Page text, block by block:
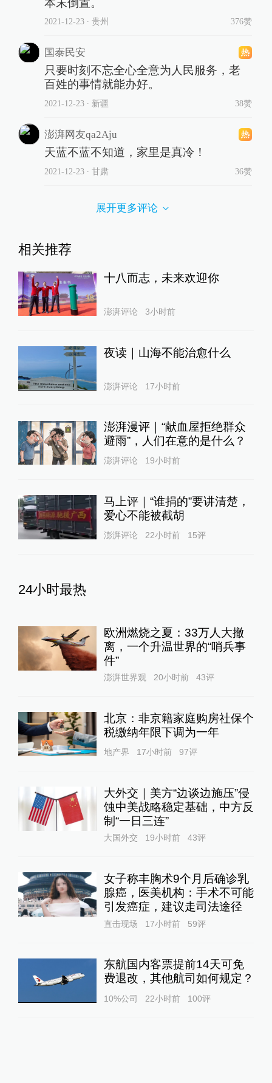
2021-12-23∙ 贵州 376赞
国泰民安
只要时刻不忘全心全意为人民服务，老
百姓的事情就能办好。
2021-12-23∙ 新疆 38赞
澎湃网友qa2Aju
天蓝不蓝不知道，家里是真冷！
2021-12-23∙ 甘肃 36赞
展开更多评论
相关推荐
十八而志，未来欢迎你
澎湃评论 3小时前
夜读｜山海不能治愈什么
澎湃评论 17小时前
澎湃漫评｜“献血屋拒绝群众
避雨”，人们在意的是什么？
澎湃评论 19小时前
马上评｜“谁捐的”要讲清楚，
爱心不能被截胡
澎湃评论 22小时前 15评
24小时最热
欧洲燃烧之夏：33万人大撤
离，一个升温世界的“哨兵事
件”
澎湃世界观 20小时前 43评
北京：非京籍家庭购房社保个
税缴纳年限下调为一年
地产界 17小时前 97评
大外交｜美方“边谈边施压”侵
蚀中美战略稳定基础，中方反
制“一日三连”
大国外交 19小时前 43评
女子称丰胸术9个月后确诊乳
腺癌，医美机构：手术不可能
引发癌症，建议走司法途径
直击现场 17小时前 59评
东航国内客票提前14天可免
费退改，其他航司如何规定？
10%公司 22小时前 100评